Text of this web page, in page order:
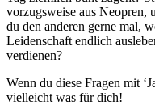
vorzugsweise aus Neopren,
du den anderen gerne mal,
Leidenschaft endlich
verdienen?
Wenn du diese Fragen mit
vielleicht was für dich!